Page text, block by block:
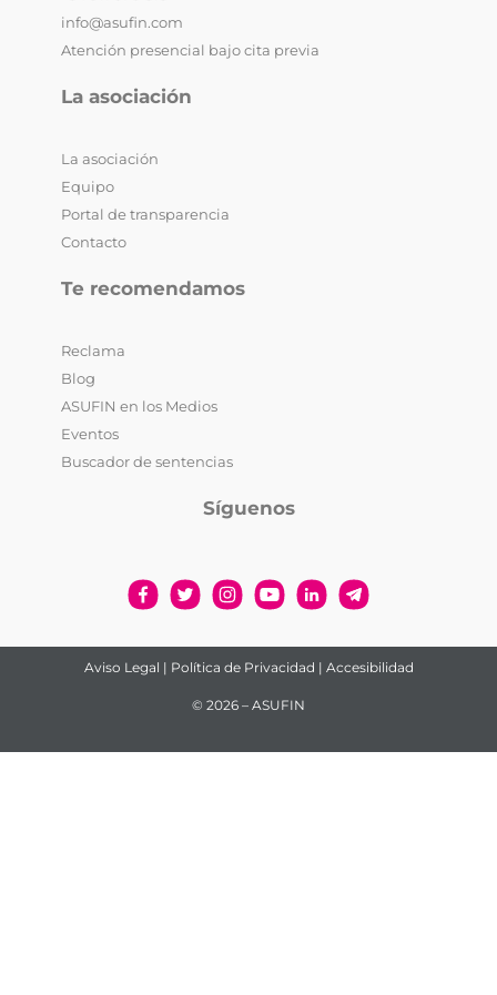
info@asufin.com
Atención presencial bajo cita previa
La asociación
La asociación
Equipo
Portal de transparencia
Contacto
Te recomendamos
Reclama
Blog
ASUFIN en los Medios
Eventos
Buscador de sentencias
Síguenos
Aviso Legal | Política de Privacidad | Accesibilidad
© 2026 – ASUFIN